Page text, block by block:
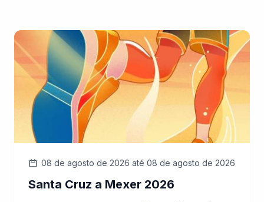
08 de agosto de 2026 até 08 de agosto de 2026
Santa Cruz a Mexer 2026